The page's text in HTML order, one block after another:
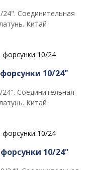
Соединительная
Китай
10/24"
Соединительная
Китай
10/24"